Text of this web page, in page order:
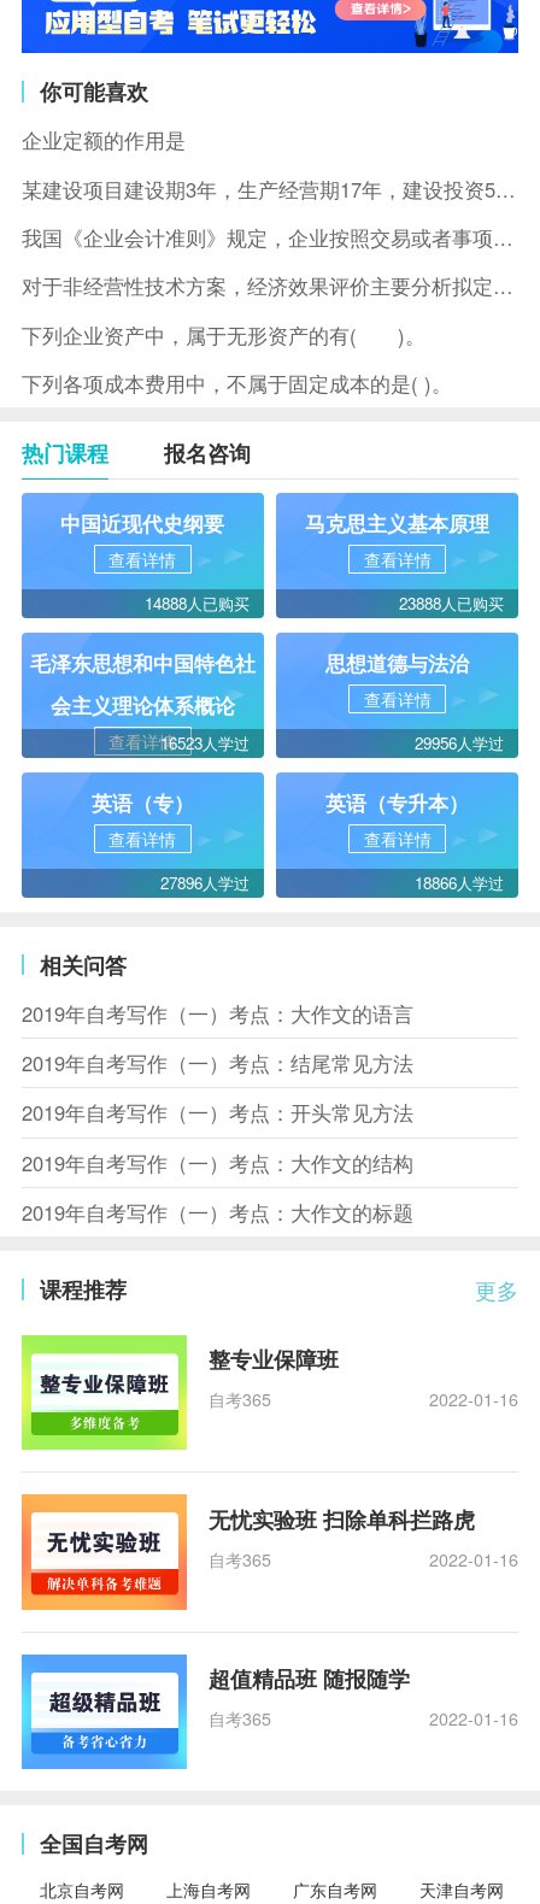
你可能喜欢
企业定额的作用是
某建设项目建设期3年，生产经营期17年，建设投资5500万元
我国《企业会计准则》规定，企业按照交易或者事项的经济特征确定
对于非经营性技术方案，经济效果评价主要分析拟定方案的( )。
下列企业资产中，属于无形资产的有( )。
下列各项成本费用中，不属于固定成本的是( )。
热门课程 报名咨询
中国近现代史纲要
查看详情
14888人已购买
马克思主义基本原理
查看详情
23888人已购买
毛泽东思想和中国特色社
会主义理论体系概论
查看详情16523人学过
思想道德与法治
查看详情
29956人学过
英语（专）
查看详情
27896人学过
英语（专升本）
查看详情
18866人学过
相关问答
2019年自考写作（一）考点：大作文的语言
2019年自考写作（一）考点：结尾常见方法
2019年自考写作（一）考点：开头常见方法
2019年自考写作（一）考点：大作文的结构
2019年自考写作（一）考点：大作文的标题
更多
课程推荐
整专业保障班
自考365 2022-01-16
无忧实验班 扫除单科拦路虎
自考365 2022-01-16
超值精品班 随报随学
自考365 2022-01-16
全国自考网
北京自考网 上海自考网 广东自考网 天津自考网